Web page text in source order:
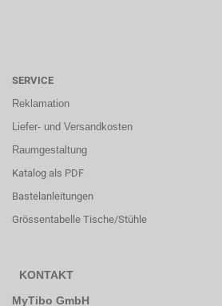
SERVICE
Reklamation
Liefer- und Versandkosten
Raumgestaltung
Katalog als PDF
Bastelanleitungen
Grössentabelle Tische/Stühle
KONTAKT
MyTibo GmbH